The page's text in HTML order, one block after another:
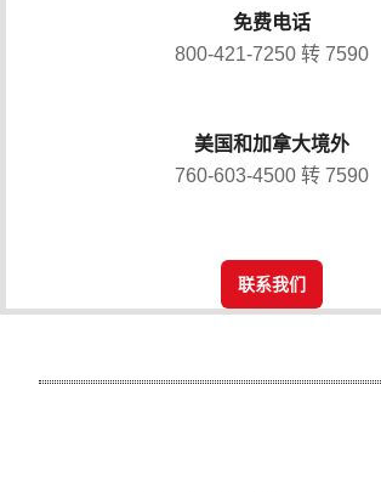
免费电话
800-421-7250 转 7590
美国和加拿大境外
760-603-4500 转 7590
联系我们